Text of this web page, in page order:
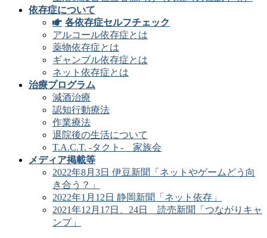
依存症について
各依存症セルフチェック
アルコール依存症とは
薬物依存症とは
ギャンブル依存症とは
ネット依存症とは
治療プログラム
減酒治療
認知行動療法
作業療法
退院後の生活について
T.A.C.T. -タクト- 家族会
メディア掲載等
2022年8月3日 伊豆新聞「ネットやゲームどう向
き合う？」
2022年1月12日 静岡新聞「ネット依存」
2021年12月17日、24日 読売新聞「つながりキャ
ンプ」